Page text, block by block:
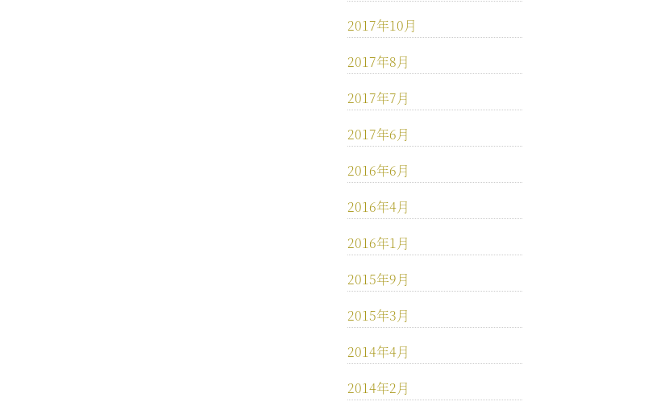
2017年10月
2017年8月
2017年7月
2017年6月
2016年6月
2016年4月
2016年1月
2015年9月
2015年3月
2014年4月
2014年2月